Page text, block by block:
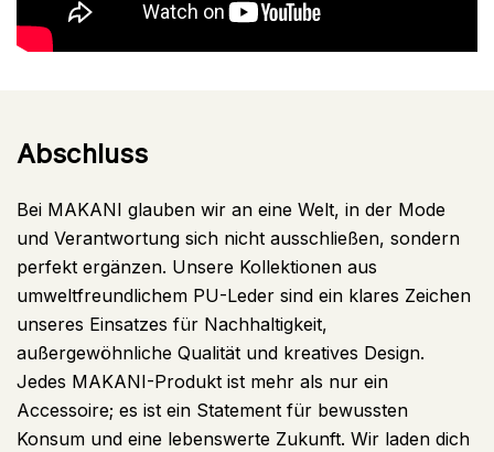
Abschluss
Bei MAKANI glauben wir an eine Welt, in der Mode
und Verantwortung sich nicht ausschließen, sondern
perfekt ergänzen. Unsere Kollektionen aus
umweltfreundlichem PU-Leder sind ein klares Zeichen
unseres Einsatzes für Nachhaltigkeit,
außergewöhnliche Qualität und kreatives Design.
Jedes MAKANI-Produkt ist mehr als nur ein
Accessoire; es ist ein Statement für bewussten
Konsum und eine lebenswerte Zukunft. Wir laden dich